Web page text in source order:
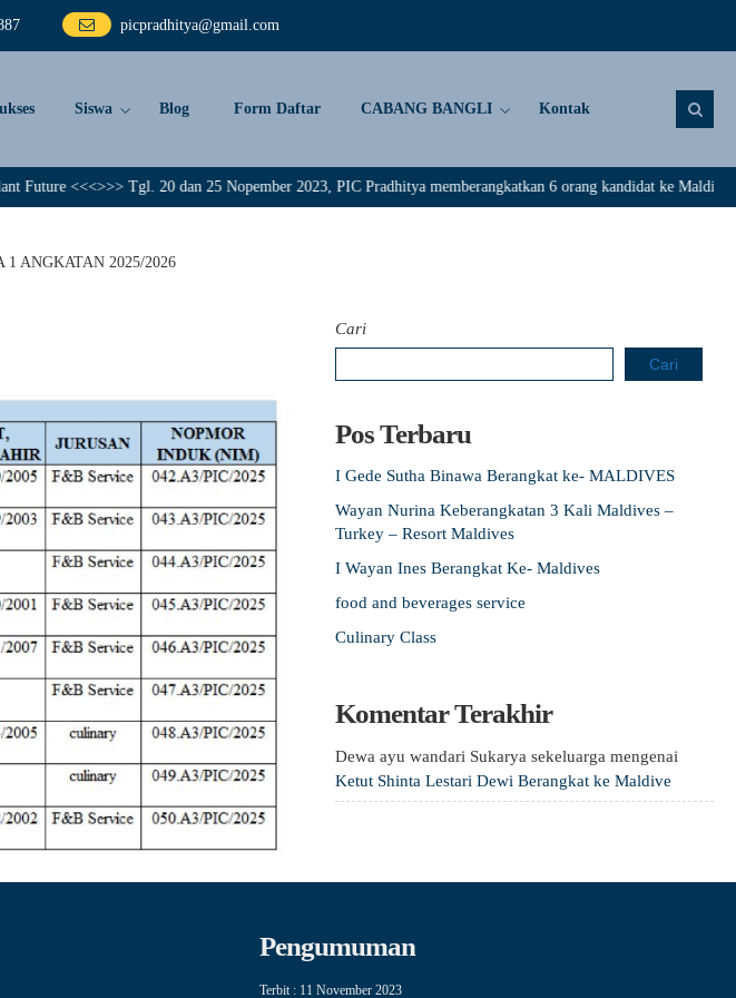
picpradhitya@gmail.com
Siswa Blog Form Daftar CABANG BANGLI Kontak
Tgl. 20 dan 25 Nopember 2023, PIC Pradhitya memberangkatkan 6 orang kandidat ke Maldive.
1 ANGKATAN 2025/2026
Cari
Cari
Pos Terbaru
I Gede Sutha Binawa Berangkat ke- MALDIVES
Wayan Nurina Keberangkatan 3 Kali Maldives –
Turkey – Resort Maldives
I Wayan Ines Berangkat Ke- Maldives
food and beverages service
Culinary Class
Komentar Terakhir
Dewa ayu wandari Sukarya sekeluarga mengenai
Ketut Shinta Lestari Dewi Berangkat ke Maldive
Pengumuman
Terbit : 11 November 2023